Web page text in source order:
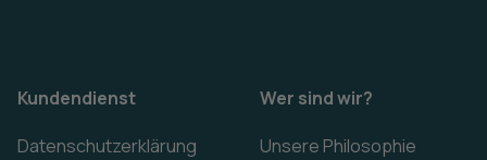
Kundendienst
Datenschutzerklärung
Wer sind wir?
Unsere Philosophie